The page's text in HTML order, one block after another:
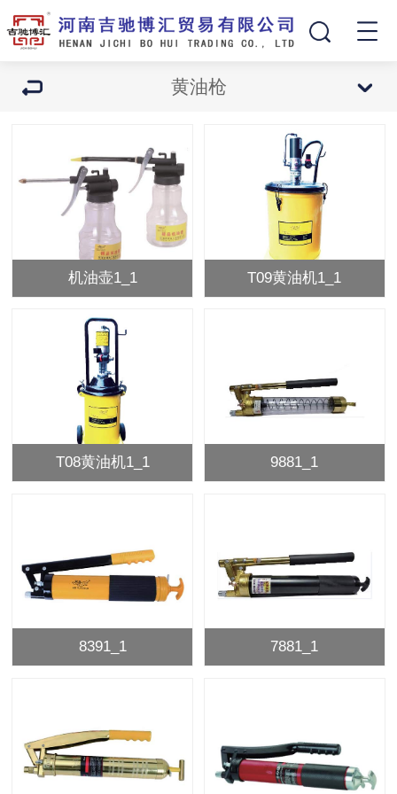
黄油枪
机油壶1_1 T09黄油机1_1
T08黄油机1_1 9881_1
8391_1 7881_1